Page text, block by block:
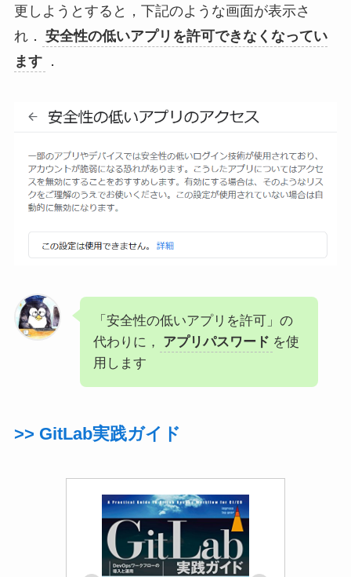
更しようとすると，下記のような画面が表示さ
れ． 安全性の低いアプリを許可できなくなってい
ます
．
「安全性の低いアプリを許可」の
代わりに，
アプリパスワード を使
用します
>> GitLab実践ガイド